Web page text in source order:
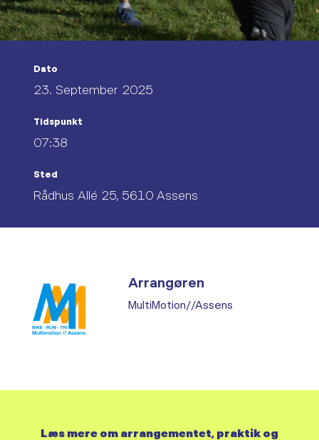
Dato
23. September 2025
Tidspunkt
07:38
Sted
Rådhus Allé 25, 5610 Assens
Arrangøren
MultiMotion//Assens
Læs mere om arrangementet, praktik og